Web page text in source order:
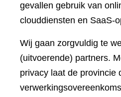
gevallen gebruik van
clouddiensten en SaaS-
Wij gaan zorgvuldig te
(uitvoerende) partners.
privacy laat de provincie